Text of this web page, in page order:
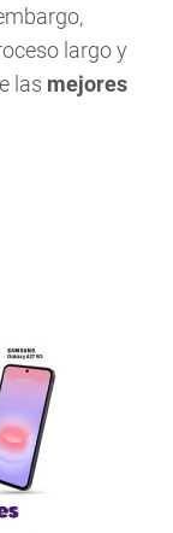
largo y
las mejores